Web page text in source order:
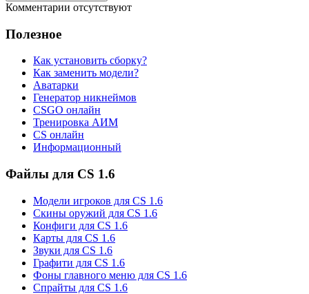
Комментарии отсутствуют
Полезное
Как установить сборку?
Как заменить модели?
Аватарки
Генератор никнеймов
CSGO онлайн
Тренировка АИМ
CS онлайн
Информационный
Файлы для CS 1.6
Модели игроков для CS 1.6
Скины оружий для CS 1.6
Конфиги для CS 1.6
Карты для CS 1.6
Звуки для CS 1.6
Графити для CS 1.6
Фоны главного меню для CS 1.6
Спрайты для CS 1.6